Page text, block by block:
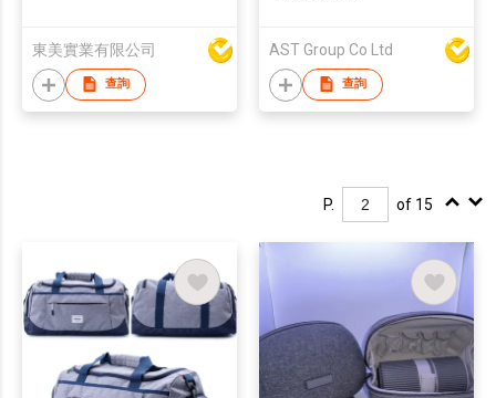
東美實業有限公司
查詢
AST Group Co Ltd
查詢
P. of 15